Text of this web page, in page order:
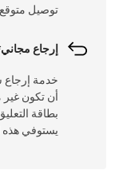
توصيل متوقع
إرجاع
أن تكون غير
بطاقة
يستوفي هذه